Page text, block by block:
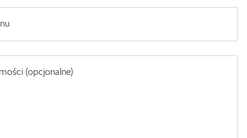
(opcjonalne)